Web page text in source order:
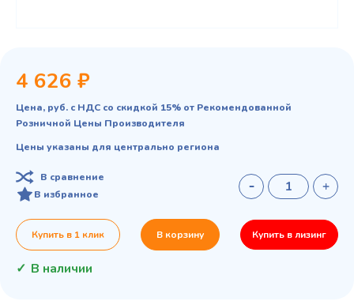
4 626 ₽
Цена, руб. с НДС со скидкой 15% от Рекомендованной
Розничной Цены Производителя
Цены указаны для центрально региона
В сравнение
В избранное
Купить в 1 клик В корзину Купить в лизинг
В наличии